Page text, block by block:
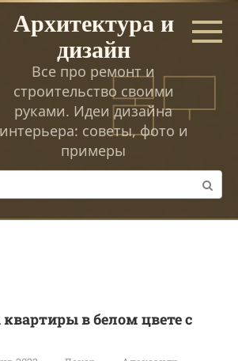
Архитектура и
дизайн
Все про ремонт и
строительство своими
руками. Идеи дизайна
интерьера: советы, фото и
примеры
в белом цвете с